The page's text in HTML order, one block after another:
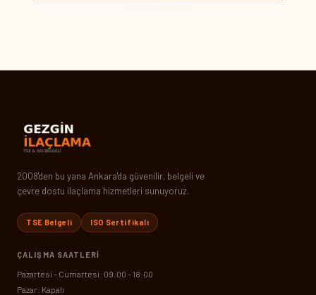
2008'den bu yana Ankara'da güvenilir, belgeli ve
çevre dostu ilaçlama hizmetleri sunuyoruz.
TSE Belgeli ISO Sertifikalı
ÇALIŞMA SAATLERI
Pazartesi – Cumartesi: 09:00 – 18:00
Pazar: Kapalı